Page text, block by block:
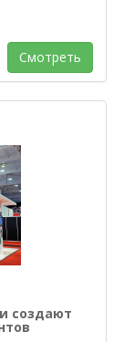
Смотреть
создают